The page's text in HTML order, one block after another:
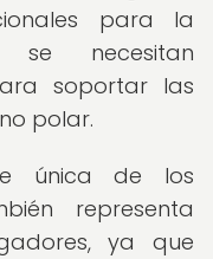
para la
se necesitan
soportar las
polar.
única de los
representa
ya que